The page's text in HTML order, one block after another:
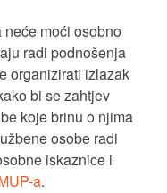
moći osobno
radi podnošenja
organizirati izlazak
bi se zahtjev
koje brinu o njima
osobe radi
iskaznice i
a.